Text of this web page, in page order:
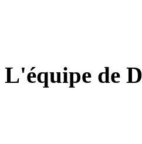
L'équipe de